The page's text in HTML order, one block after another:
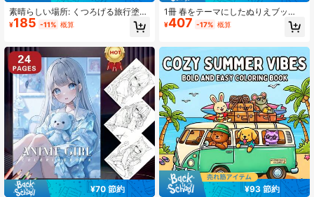
4.77 86 フォロワー
4.77 86 フォロワー
4.77 86 フォロワー
素晴らしい場所: くつろげる旅行塗り
絵ブック - 40ページ、205gsm厚手
の不透明紙 | 想像力豊かなグローバ
マがアイコニックな建造物の周りを
スケートボードで) | はっきりした輪
郭、簡単に塗れる、大人と10代の余
暇、旅行テーマのリラックス、友人
との集まりに最適、文房具、学用
品、女の子、結婚式、母の日の贈り
物に最適
¥185 -11% 概算
¥70 節約
1冊 春をテーマにしたぬりえブッ
ク、24ページ片面印刷、店舗、地元
の市場、カフェ、ブティックのシー
おり、ストレス解消、リラックス、
季節の楽しい活動を楽しむのに最適
な選択肢です。
¥407 -17% 概算
¥93 節約